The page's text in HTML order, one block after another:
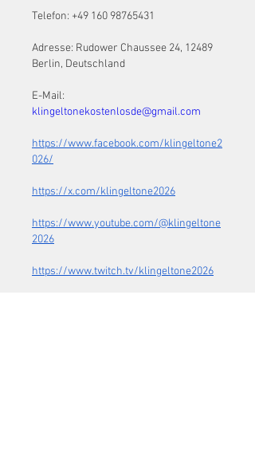
Telefon: +49 160 98765431
Adresse: Rudower Chaussee 24, 12489
Berlin, Deutschland
klingeltonekostenlosde@gmail.com
https://www.facebook.com/klingeltone2
026/
https://x.com/klingeltone2026
https://www.youtube.com/@klingeltone
2026
https://www.twitch.tv/klingeltone2026